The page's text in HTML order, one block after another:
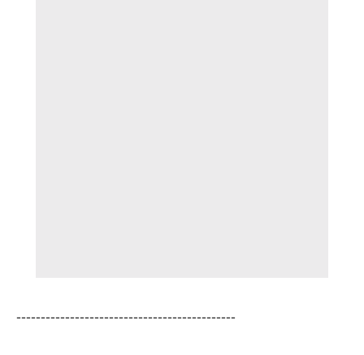
---------------------------------------------